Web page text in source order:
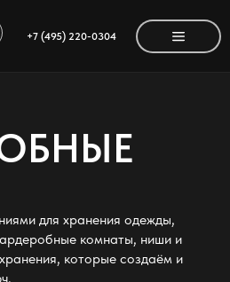
+7 (495) 220-0304
для хранения одежды,
комнаты, ниши и
которые создаём и